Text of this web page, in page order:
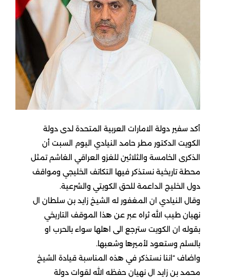
أكد سفير دولة الامارات العربية المتحدة لدى دولة
الكويت الدكتور مطر حامد النيادي اليوم السبت أن
الذكرى الخامسة والثلاثين للغزو العراقي الغاشم تمثل
محطة تاريخية نستذكر فيها التكاتف الخليجي ومواقف
دول الخليج الداعمة للحق الكويتي والشرعية.
وقال النيادي ان المغفور له الشيخ زايد بن سلطان ال
نهيان طيب الله ثراه عبر عن هذا الموقف التاريخي
بقوله ان الكويت سترجع الى اهلها سواء بالحرب او
بالسلم وستعود لأميرها وشعبها.
واضاف “اننا نستذكر في هذه المناسبة قيادة الشيخ
محمد بن زايد ال نهيان حفظه الله لقوات دولة